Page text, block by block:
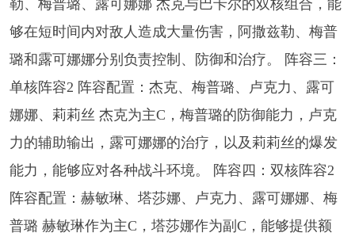
勒、梅普璐、露可娜娜 杰克与巴卡尔的双核组合，能
够在短时间内对敌人造成大量伤害，阿撒兹勒、梅普
璐和露可娜娜分别负责控制、防御和治疗。 阵容三：
单核阵容2 阵容配置：杰克、梅普璐、卢克力、露可
娜娜、莉莉丝 杰克为主C，梅普璐的防御能力，卢克
力的辅助输出，露可娜娜的治疗，以及莉莉丝的爆发
能力，能够应对各种战斗环境。 阵容四：双核阵容2
阵容配置：赫敏琳、塔莎娜、卢克力、露可娜娜、梅
普璐 赫敏琳作为主C，塔莎娜作为副C，能够提供额